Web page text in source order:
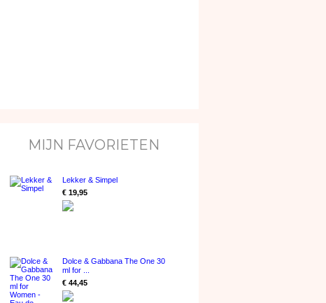
MIJN FAVORIETEN
Lekker & Simpel
€ 19,95
Dolce & Gabbana The One 30
ml for ...
€ 44,45